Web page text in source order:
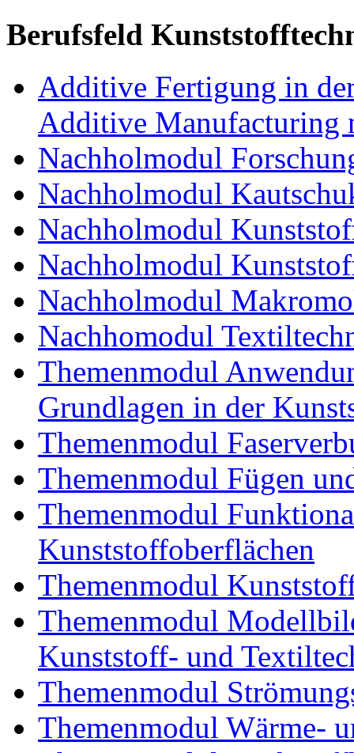
Berufsfeld
Additive Fertigung in
Additive Manufacturing
Nachholmodul
Nachholmodul
Nachholmodul
Nachholmodul
Nachholmodul
Nachhomodul
Themenmodul
Grundlagen in der
Themenmodul
Themenmodul Fügen
Themenmodul
Kunststoffoberflächen
Themenmodul
Themenmodul
Kunststoff- und
Themenmodul
Themenmodul Wärme-